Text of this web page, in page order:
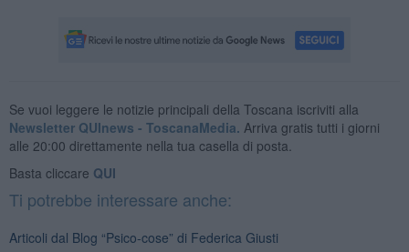
Se vuoi leggere le notizie principali della Toscana iscriviti alla
Newsletter QUInews - ToscanaMedia. Arriva gratis tutti i giorni
alle 20:00 direttamente nella tua casella di posta.
Basta cliccare QUI
Ti potrebbe interessare anche:
Articoli dal Blog “Psico-cose” di Federica Giusti